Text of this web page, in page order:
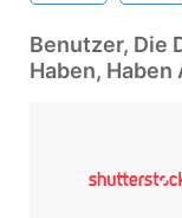
Benutzer, Die
Haben,